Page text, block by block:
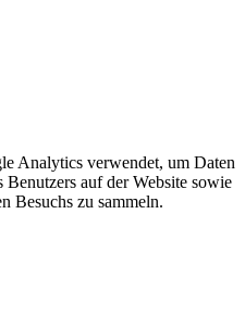
Analytics verwendet, um Daten
auf der Website sowie
Besuchs zu sammeln.